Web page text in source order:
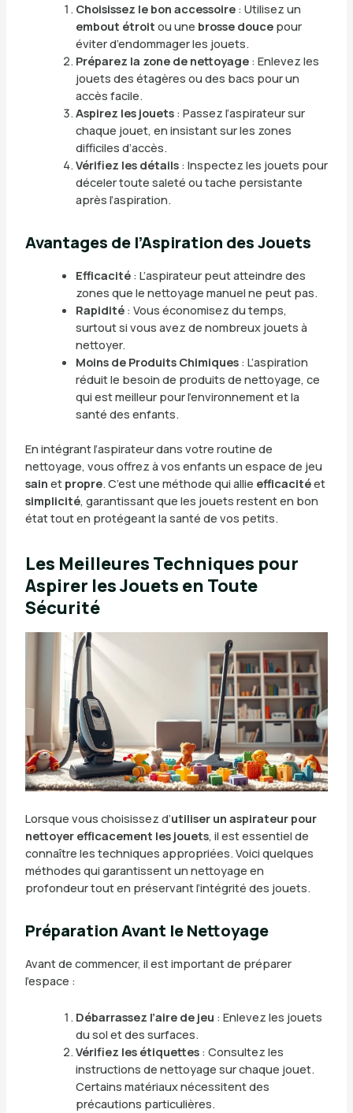
Choisissez le bon accessoire: Utilisez un
embout étroit ou une brosse doucepour
éviter d’endommager les jouets.
Préparez la zone de nettoyage: Enlevez les
jouets des étagères ou des bacs pour un
accès facile.
Aspirez les jouets: Passez l’aspirateur sur
chaque jouet, en insistant sur les zones
difficiles d’accès.
Vérifiez les détails: Inspectez les jouets pour
déceler toute saleté ou tache persistante
après l’aspiration.
Avantages de l’Aspiration des Jouets
Efficacité: L’aspirateur peut atteindre des
zones que le nettoyage manuel ne peut pas.
Rapidité: Vous économisez du temps,
surtout si vous avez de nombreux jouets à
nettoyer.
Moins de Produits Chimiques: L’aspiration
réduit le besoin de produits de nettoyage, ce
qui est meilleur pour l’environnement et la
santé des enfants.
En intégrant l’aspirateur dans votre routine de
nettoyage, vous offrez à vos enfants un espace de jeu
sain et propre. C’est une méthode qui allie efficacitéet
simplicité, garantissant que les jouets restent en bon
état tout en protégeant la santé de vos petits.
Les Meilleures Techniques pour
Aspirer les Jouets en Toute
Sécurité
Lorsque vous choisissez d’utiliser un aspirateur pour
nettoyer efficacement les jouets, il est essentiel de
connaître les techniques appropriées. Voici quelques
méthodes qui garantissent un nettoyage en
profondeur tout en préservant l’intégrité des jouets.
Préparation Avant le Nettoyage
Avant de commencer, il est important de préparer
l’espace :
Débarrassez l’aire de jeu : Enlevez les jouets
du sol et des surfaces.
Vérifiez les étiquettes: Consultez les
instructions de nettoyage sur chaque jouet.
Certains matériaux nécessitent des
précautions particulières.